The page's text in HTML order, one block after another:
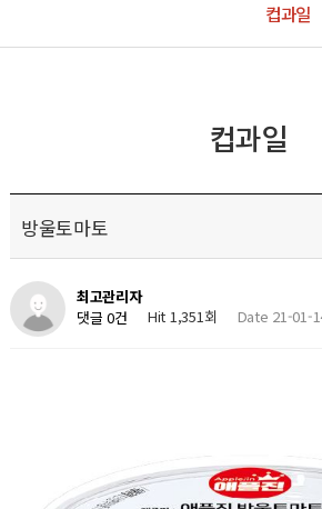
컵과일
컵과일
방울토마토
최고관리자
댓글 0건
Hit 1,351회 Date 21-01-